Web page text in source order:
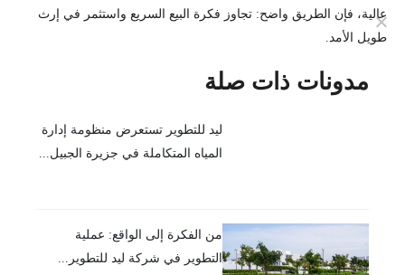
عالية، فإن الطريق واضح: تجاوز فكرة البيع السريع واستثمر في إرث
طويل الأمد.
مدونات ذات صلة
ليد للتطوير تستعرض منظومة إدارة
المياه المتكاملة في جزيرة الجبيل...
من الفكرة إلى الواقع: عملية
التطوير في شركة ليد للتطوير...